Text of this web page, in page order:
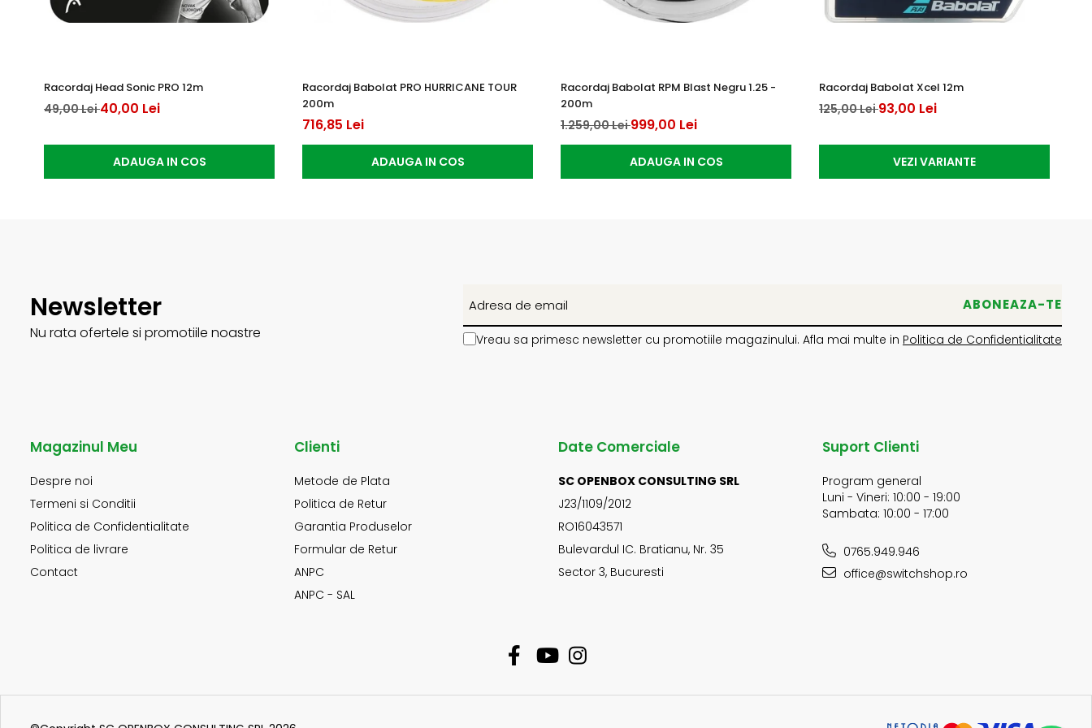
Racordaj Head Sonic PRO 12m
49,00 Lei40,00 Lei
ADAUGA IN COS
Racordaj Babolat PRO HURRICANE TOUR
200m
716,85 Lei
ADAUGA IN COS
Racordaj Babolat RPM Blast Negru 1.25 -
200m
1.259,00 Lei999,00 Lei
ADAUGA IN COS
Racordaj Babolat Xcel 12m
125,00 Lei93,00 Lei
VEZI VARIANTE
Newsletter
Nu rata ofertele si promotiile noastre Vreau sa primesc newsletter cu promotiile magazinului. Afla mai multe in Politica de Confidentialitate
Magazinul Meu
Despre noi
Termeni si Conditii
Politica de Confidentialitate
Politica de livrare
Contact
Clienti
Metode de Plata
Politica de Retur
Garantia Produselor
Formular de Retur
ANPC
ANPC - SAL
Date Comerciale
SC OPENBOX CONSULTING SRL
J23/1109/2012
RO16043571
Bulevardul IC. Bratianu, Nr. 35
Sector 3, Bucuresti
Suport Clienti
Program general
Luni - Vineri: 10:00 - 19:00
Sambata: 10:00 - 17:00
0765.949.946
office@switchshop.ro